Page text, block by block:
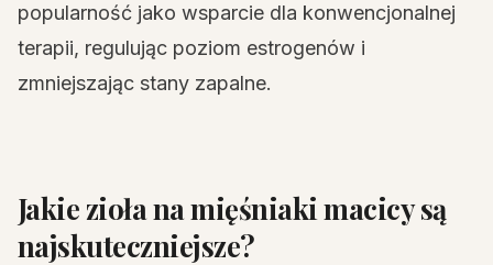
popularność jako wsparcie dla konwencjonalnej
terapii, regulując poziom estrogenów i
zmniejszając stany zapalne.
Jakie zioła na mięśniaki macicy są
najskuteczniejsze?